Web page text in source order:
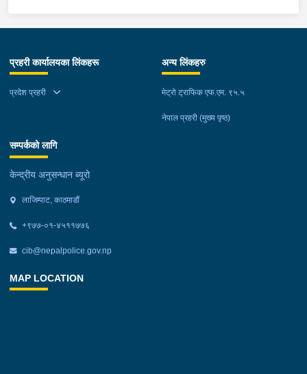
प्रहरी कार्यालयका लिंकहरू
प्रदेश प्रहरी
अन्य लिंकहरु
मेट्रो ट्राफिक एफ.एम. ९५.५
नेपाल प्रहरी (मुख्य पृष्ठ)
सम्पर्कको लागि
केन्द्रीय अनुसन्धान ब्यूरो
लाजिम्पाट, काठमाडौं
+९७७-०१-४५११७७६
cib@nepalpolice.gov.np
MAP LOCATION